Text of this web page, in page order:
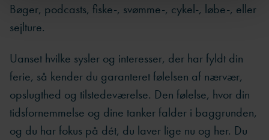
Bøger, podcasts, fiske-, svømme-, cykel-, løbe-, eller
sejlture.
Uanset hvilke sysler og interesser, der har fyldt din
ferie, så kender du garanteret følelsen af nærvær,
opslugthed og tilstedeværelse. Den følelse, hvor din
tidsfornemmelse og dine tanker falder i baggrunden,
og du har fokus på dét, du laver lige nu og her. Du